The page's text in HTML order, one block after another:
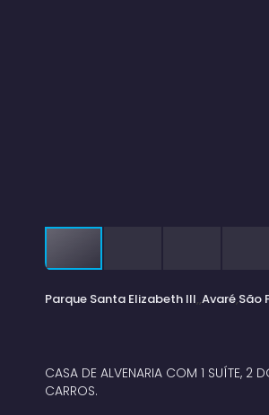
Parque Santa Elizabeth III Avaré São
CASA DE ALVENARIA COM 1 SUÍTE, 2
CARROS.